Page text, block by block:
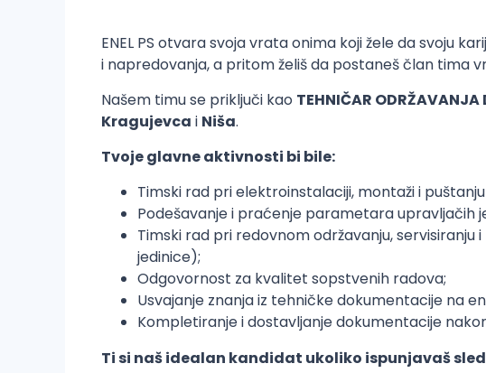
ENEL PS otvara svoja vrata onima koji žele da svoju
i napredovanja, a pritom želiš da postaneš član tima
Našem timu se priključi kao TEHNIČAR ODRŽAVANJA
Kragujevca i Niša.
Tvoje glavne aktivnosti bi bile:
Timski rad pri elektroinstalaciji, montaži i
Podešavanje i praćenje parametara upravljačih
Timski rad pri redovnom održavanju,
jedinice);
Odgovornost za kvalitet sopstvenih radova;
Usvajanje znanja iz tehničke dokumentacije na
Kompletiranje i dostavljanje dokumentacije
Ti si naš idealan kandidat ukoliko ispunjavaš